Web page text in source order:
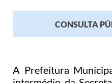
Mobilidade Urbana Sustentável
Passe Escolar
CONSULTA
A Prefeitura